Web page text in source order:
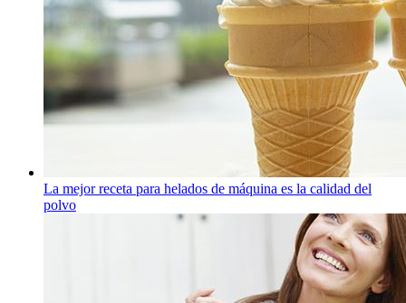
La mejor receta para helados de máquina es la calidad del
polvo